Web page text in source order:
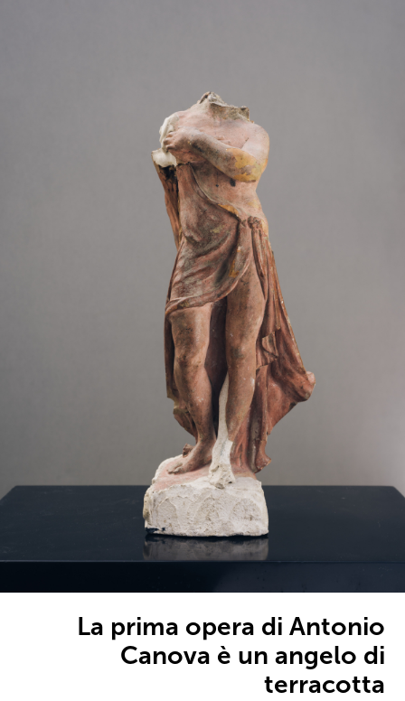
La prima opera di Antonio
Canova è un angelo di
terracotta